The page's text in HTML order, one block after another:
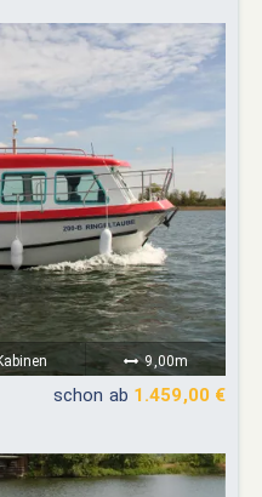
9,00m
schon ab 1.459,00 €